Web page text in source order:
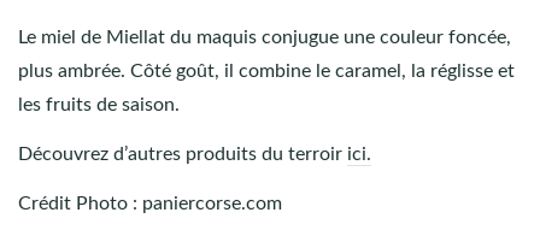
Le miel de Miellat du maquis conjugue une couleur foncée,
plus ambrée. Côté goût, il combine le caramel, la réglisse et
les fruits de saison.
Découvrez d’autres produits du terroir ici.
Crédit Photo : paniercorse.com